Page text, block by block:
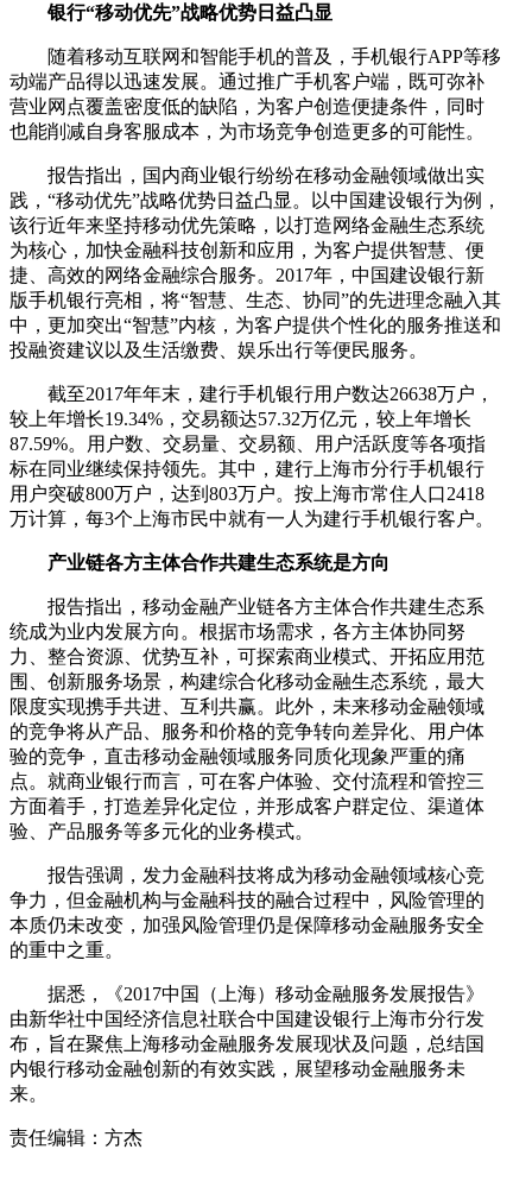
银行“移动优先”战略优势日益凸显
随着移动互联网和智能手机的普及，手机银行APP等移
动端产品得以迅速发展。通过推广手机客户端，既可弥补
营业网点覆盖密度低的缺陷，为客户创造便捷条件，同时
也能削减自身客服成本，为市场竞争创造更多的可能性。
报告指出，国内商业银行纷纷在移动金融领域做出实
践，“移动优先”战略优势日益凸显。以中国建设银行为例，
该行近年来坚持移动优先策略，以打造网络金融生态系统
为核心，加快金融科技创新和应用，为客户提供智慧、便
捷、高效的网络金融综合服务。2017年，中国建设银行新
版手机银行亮相，将“智慧、生态、协同”的先进理念融入其
中，更加突出“智慧”内核，为客户提供个性化的服务推送和
投融资建议以及生活缴费、娱乐出行等便民服务。
截至2017年年末，建行手机银行用户数达26638万户，
较上年增长19.34%，交易额达57.32万亿元，较上年增长
87.59%。用户数、交易量、交易额、用户活跃度等各项指
标在同业继续保持领先。其中，建行上海市分行手机银行
用户突破800万户，达到803万户。按上海市常住人口2418
万计算，每3个上海市民中就有一人为建行手机银行客户。
产业链各方主体合作共建生态系统是方向
报告指出，移动金融产业链各方主体合作共建生态系
统成为业内发展方向。根据市场需求，各方主体协同努
力、整合资源、优势互补，可探索商业模式、开拓应用范
围、创新服务场景，构建综合化移动金融生态系统，最大
限度实现携手共进、互利共赢。此外，未来移动金融领域
的竞争将从产品、服务和价格的竞争转向差异化、用户体
验的竞争，直击移动金融领域服务同质化现象严重的痛
点。就商业银行而言，可在客户体验、交付流程和管控三
方面着手，打造差异化定位，并形成客户群定位、渠道体
验、产品服务等多元化的业务模式。
报告强调，发力金融科技将成为移动金融领域核心竞
争力，但金融机构与金融科技的融合过程中，风险管理的
本质仍未改变，加强风险管理仍是保障移动金融服务安全
的重中之重。
据悉，《2017中国（上海）移动金融服务发展报告》
由新华社中国经济信息社联合中国建设银行上海市分行发
布，旨在聚焦上海移动金融服务发展现状及问题，总结国
内银行移动金融创新的有效实践，展望移动金融服务未
来。
责任编辑：方杰